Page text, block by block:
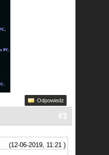
Odpowiedz
#3
(12-06-2019, 11:21 )